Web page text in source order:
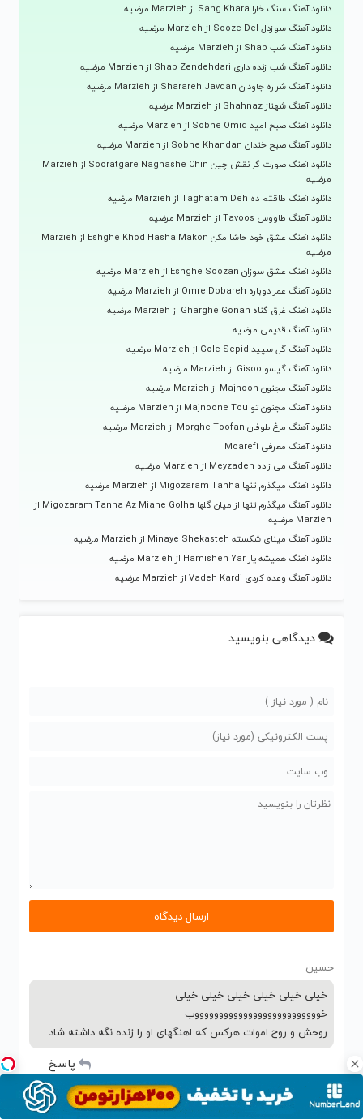
دانلود آهنگ سنگ خارا Sang Khara از Marzieh مرضیه
دانلود آهنگ سوزدل Sooze Del از Marzieh مرضیه
دانلود آهنگ شب Shab از Marzieh مرضیه
دانلود آهنگ شب زنده داری Shab Zendehdari از Marzieh مرضیه
دانلود آهنگ شراره جاودان Sharareh Javdan از Marzieh مرضیه
دانلود آهنگ شهناز Shahnaz از Marzieh مرضیه
دانلود آهنگ صبح امید Sobhe Omid از Marzieh مرضیه
دانلود آهنگ صبح خندان Sobhe Khandan از Marzieh مرضیه
دانلود آهنگ صورت گر نقش چین Sooratgare Naghashe Chin از Marzieh
مرضیه
دانلود آهنگ طاقتم ده Taghatam Deh از Marzieh مرضیه
دانلود آهنگ طاووس Tavoos از Marzieh مرضیه
دانلود آهنگ عشق خود حاشا مکن Eshghe Khod Hasha Makon از Marzieh
مرضیه
دانلود آهنگ عشق سوزان Eshghe Soozan از Marzieh مرضیه
دانلود آهنگ عمر دوباره Omre Dobareh از Marzieh مرضیه
دانلود آهنگ غرق گناه Gharghe Gonah از Marzieh مرضیه
دانلود آهنگ قدیمی مرضیه
دانلود آهنگ گل سپید Gole Sepid از Marzieh مرضیه
دانلود آهنگ گیسو Gisoo از Marzieh مرضیه
دانلود آهنگ مجنون Majnoon از Marzieh مرضیه
دانلود آهنگ مجنون تو Majnoone Tou از Marzieh مرضیه
دانلود آهنگ مرغ طوفان Morghe Toofan از Marzieh مرضیه
دانلود آهنگ معرفی Moarefi
دانلود آهنگ می زاده Meyzadeh از Marzieh مرضیه
دانلود آهنگ میگذرم تنها Migozaram Tanha از Marzieh مرضیه
دانلود آهنگ میگذرم تنها از میان گلها Migozaram Tanha Az Miane Golha از
Marzieh مرضیه
دانلود آهنگ مینای شکسته Minaye Shekasteh از Marzieh مرضیه
دانلود آهنگ همیشه یار Hamisheh Yar از Marzieh مرضیه
دانلود آهنگ وعده کردی Vadeh Kardi از Marzieh مرضیه
دیدگاهی بنویسید
حسین
خیلی خیلی خیلی خیلی خیلی خیلی
خووووووووووووووووووووووووووب
روحش و روح اموات هرکس که اهنگهای او را زنده نگه داشته شاد
پاسخ
رحیمزاده